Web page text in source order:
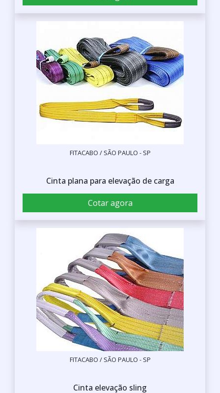
FITACABO / SÃO PAULO - SP
Cinta plana para elevação de carga
Cotar agora
FITACABO / SÃO PAULO - SP
Cinta elevação sling